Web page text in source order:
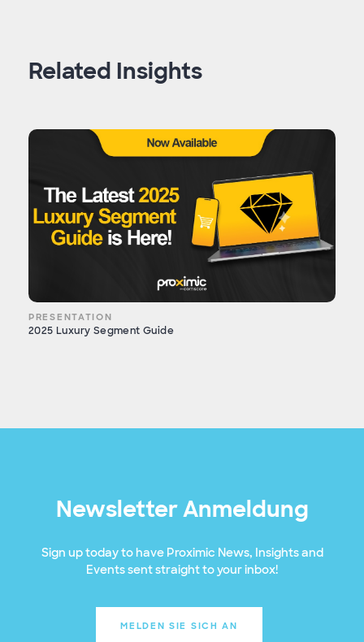
Related Insights
PRESENTATION
2025 Luxury Segment Guide
Newsletter Anmeldung
Sign up today to have Proximic News, Insights and
Events sent straight to your inbox!
MELDEN SIE SICH AN